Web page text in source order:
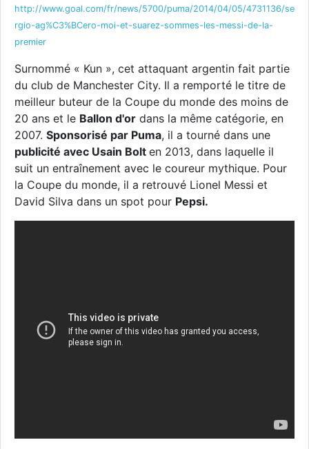
http://www.goal.com/fr/news/5700/puma/2014/04/05/4731136/se
rgio-ag%C3%BCero-moi-et-suarez-sommes-les-messi-de-la-
premier
Surnommé « Kun », cet attaquant argentin fait partie
du club de Manchester City. Il a remporté le titre de
meilleur buteur de la Coupe du monde des moins de
20 ans et le Ballon d'or dans la même catégorie, en
2007. Sponsorisé par Puma, il a tourné dans une
publicité avec Usain Bolt en 2013, dans laquelle il
suit un entraînement avec le coureur mythique. Pour
la Coupe du monde, il a retrouvé Lionel Messi et
David Silva dans un spot pour Pepsi.